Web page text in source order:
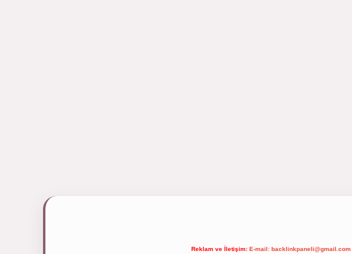
Reklam ve İletişim: E-mail: backlinkpaneli@gmail.com